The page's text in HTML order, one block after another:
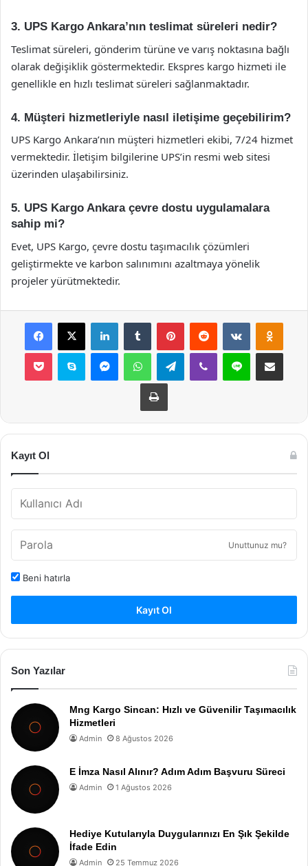
3. UPS Kargo Ankara’nın teslimat süreleri nedir?
Teslimat süreleri, gönderim türüne ve varış noktasına bağlı
olarak değişiklik göstermektedir. Ekspres kargo hizmeti ile
genellikle en hızlı teslimat süreleri sağlanmaktadır.
4. Müşteri hizmetleriyle nasıl iletişime geçebilirim?
UPS Kargo Ankara’nın müşteri hizmetleri ekibi, 7/24 hizmet
vermektedir. İletişim bilgilerine UPS’in resmi web sitesi
üzerinden ulaşabilirsiniz.
5. UPS Kargo Ankara çevre dostu uygulamalara
sahip mi?
Evet, UPS Kargo, çevre dostu taşımacılık çözümleri
geliştirmekte ve karbon salınımını azaltmaya yönelik
projeler yürütmektedir.
Facebook
X LinkedInTumblr PinterestReddit VKontakte
Pocket Skype MessengerWhatsAppTelegramViber Line E-Posta ile
Yazdır
Kayıt Ol
Unuttunuz mu?
Beni hatırla
Kayıt Ol
Son Yazılar
Mng Kargo Sincan: Hızlı ve Güvenilir Taşımacılık
Hizmetleri
Admin 8 Ağustos 2026
E İmza Nasıl Alınır? Adım Adım Başvuru Süreci
Admin 1 Ağustos 2026
Hediye Kutularıyla Duygularınızı En Şık Şekilde
İfade Edin
Admin 25 Temmuz 2026